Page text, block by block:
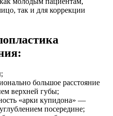
так и для коррекции
большое расстояние
верхней губы;
«арки купидона» —
посередине;